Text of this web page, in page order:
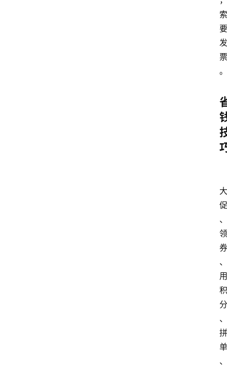
索
要
发
票
。
大
促
、
领
券
、
用
积
分
、
拼
单
、